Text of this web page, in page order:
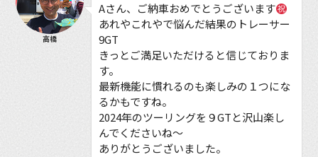
高橋
Aさん、ご納車おめでとうございます
あれやこれやで悩んだ結果のトレーサー
9GT
きっとご満足いただけると信じておりま
す。
最新機能に慣れるのも楽しみの１つにな
るかもですね。
2024年のツーリングを９GTと沢山楽し
んでくださいね〜
ありがとうございました。